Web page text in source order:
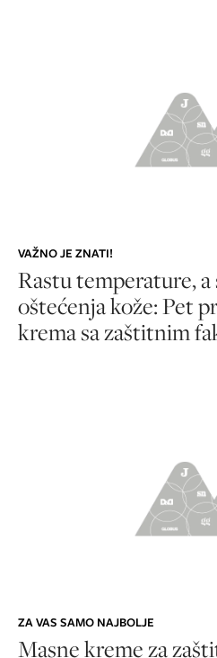
VAŽNO JE ZNATI!
Rastu temperature,
oštećenja kože: Pet
krema sa zaštitnim
ZA VAS SAMO NAJBOLJE
Masne kreme za